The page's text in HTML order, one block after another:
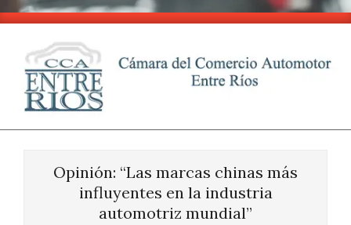
Skip
content
CCA
EntreOpinión: “Las marcas chinas más
influyentes en la industria
automotriz mundial”